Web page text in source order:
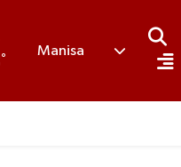
°
Manisa